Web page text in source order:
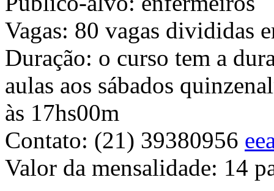
Vagas: 80 vagas divididas
Duração: o curso tem a
aulas aos sábados
às 17hs00m
Contato: (21) 39380956
Valor da mensalidade: 14